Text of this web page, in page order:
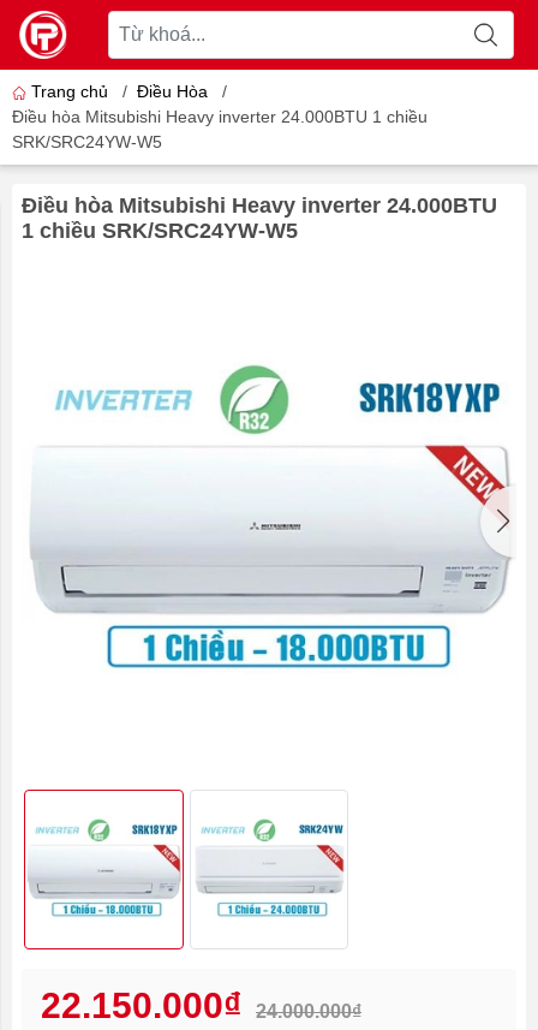
Trang chủ / Điều Hòa
/
Điều hòa Mitsubishi Heavy inverter 24.000BTU 1 chiều
SRK/SRC24YW-W5
Điều hòa Mitsubishi Heavy inverter 24.000BTU
1 chiều SRK/SRC24YW-W5
22.150.000₫ 24.000.000₫